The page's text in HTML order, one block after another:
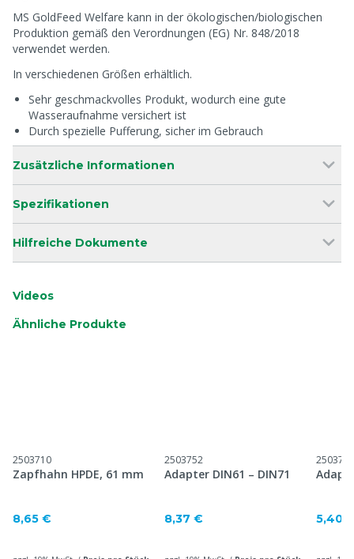
MS GoldFeed Welfare kann in der ökologischen/biologischen
Produktion gemäß den Verordnungen (EG) Nr. 848/2018
verwendet werden.
In verschiedenen Größen erhältlich.
Sehr geschmackvolles Produkt, wodurch eine gute
Wasseraufnahme versichert ist
Durch spezielle Pufferung, sicher im Gebrauch
Zusätzliche Informationen
Spezifikationen
Hilfreiche Dokumente
Videos
Ähnliche Produkte
2503710
Zapfhahn HPDE, 61 mm
8,65 €
2503752
Adapter DIN61 – DIN71
8,37 €
2503755
5,40